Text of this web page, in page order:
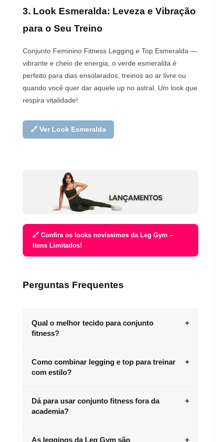
3. Look Esmeralda: Leveza e Vibração
para o Seu Treino
Conjunto Feminino Fitness Legging e Top Esmeralda —
vibrante e cheio de energia, o verde esmeralda é
perfeito para dias ensolarados, treinos ao ar livre ou
quando você quer dar aquele up no astral. Um look que
respira vitalidade!
🔗 Ver Look Esmeralda
🔗 Confira os looks novíssimos da Leg Gym –
Itens Limitados!
Perguntas Frequentes
Qual o melhor tecido para conjunto
fitness?
+
boa compressão, elasticidade e respirabilidade,
Como combinar legging e top para treinar
com estilo?
+
apostar em conjuntos monocromáticos. Estampas
Dá para usar conjunto fitness fora da
academia?
+
As leggings da Leg Gym são
+